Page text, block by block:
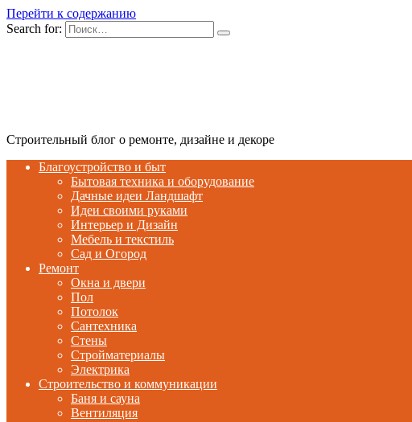
Перейти к содержанию
Search for:
Строительный блог о ремонте, дизайне и декоре
Благоустройство и быт
Бытовая техника и оборудование
Дачные идеи Ландшафт
Идеи своими руками
Интерьер и Дизайн
Мебель и текстиль
Сад и Огород
Ремонт
Окна и двери
Пол
Потолок
Сантехника
Стены
Стройматериалы
Электрика
Строительство и коммуникации
Баня и сауна
Вентиляция